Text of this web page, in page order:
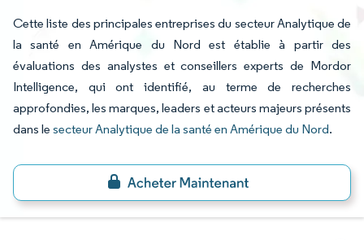
Cette liste des principales entreprises du secteur Analytique de
la santé en Amérique du Nord est établie à partir des
évaluations des analystes et conseillers experts de Mordor
Intelligence, qui ont identifié, au terme de recherches
approfondies, les marques, leaders et acteurs majeurs présents
dans le secteur Analytique de la santé en Amérique du Nord.